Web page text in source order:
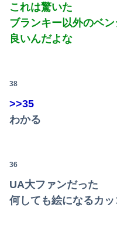
これは驚いた
ブランキー以外のベ
良いんだよな
38
>>35
わかる
36
UA大ファンだった
何しても絵になるカッ